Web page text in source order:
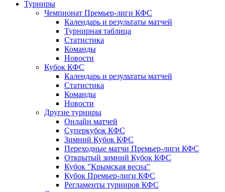
Турниры
Чемпионат Премьер-лиги КФС
Календарь и результаты матчей
Турнирная таблица
Статистика
Команды
Новости
Кубок КФС
Календарь и результаты матчей
Статистика
Команды
Новости
Другие турниры
Онлайн матчей
Суперкубок КФС
Зимний Кубок КФС
Переходные матчи Премьер-лиги КФС
Открытый зимний Кубок КФС
Кубок "Крымская весна"
Кубок Премьер-лиги КФС
Регламенты турниров КФС